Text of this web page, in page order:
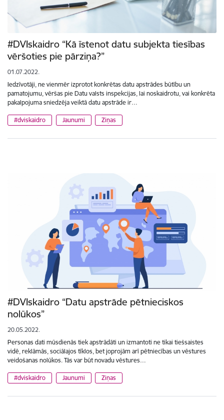
#DVIskaidro “Kā īstenot datu subjekta tiesības
vēršoties pie pārziņa?”
01.07.2022.
Iedzīvotāji, ne vienmēr izprotot konkrētas datu apstrādes būtību un
pamatojumu, vēršas pie Datu valsts inspekcijas, lai noskaidrotu, vai konkrēta
pakalpojuma sniedzēja veiktā datu apstrāde ir…
#dviskaidro Jaunumi Ziņas
#DVIskaidro “Datu apstrāde pētnieciskos
nolūkos”
20.05.2022.
Personas dati mūsdienās tiek apstrādāti un izmantoti ne tikai tiešsaistes
vidē, reklāmās, sociālajos tīklos, bet joprojām arī pētniecības un vēstures
veidošanas nolūkos. Tās var būt novadu vēstures…
#dviskaidro Jaunumi Ziņas